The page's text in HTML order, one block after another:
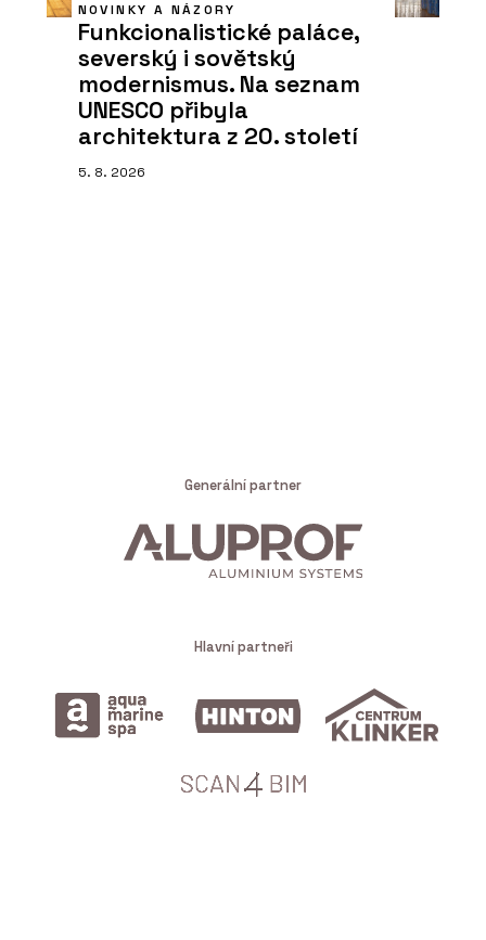
NOVINKY A NÁZORY
Funkcionalistické paláce,
severský i sovětský
modernismus. Na seznam
UNESCO přibyla
architektura z 20. století
5. 8. 2026
Generální partner
Hlavní partneři